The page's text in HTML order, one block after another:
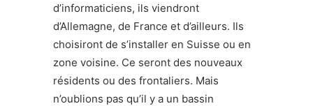
d’informaticiens, ils viendront
d’Allemagne, de France et d’ailleurs. Ils
choisiront de s’installer en Suisse ou en
zone voisine. Ce seront des nouveaux
résidents ou des frontaliers. Mais
n’oublions pas qu’il y a un bassin